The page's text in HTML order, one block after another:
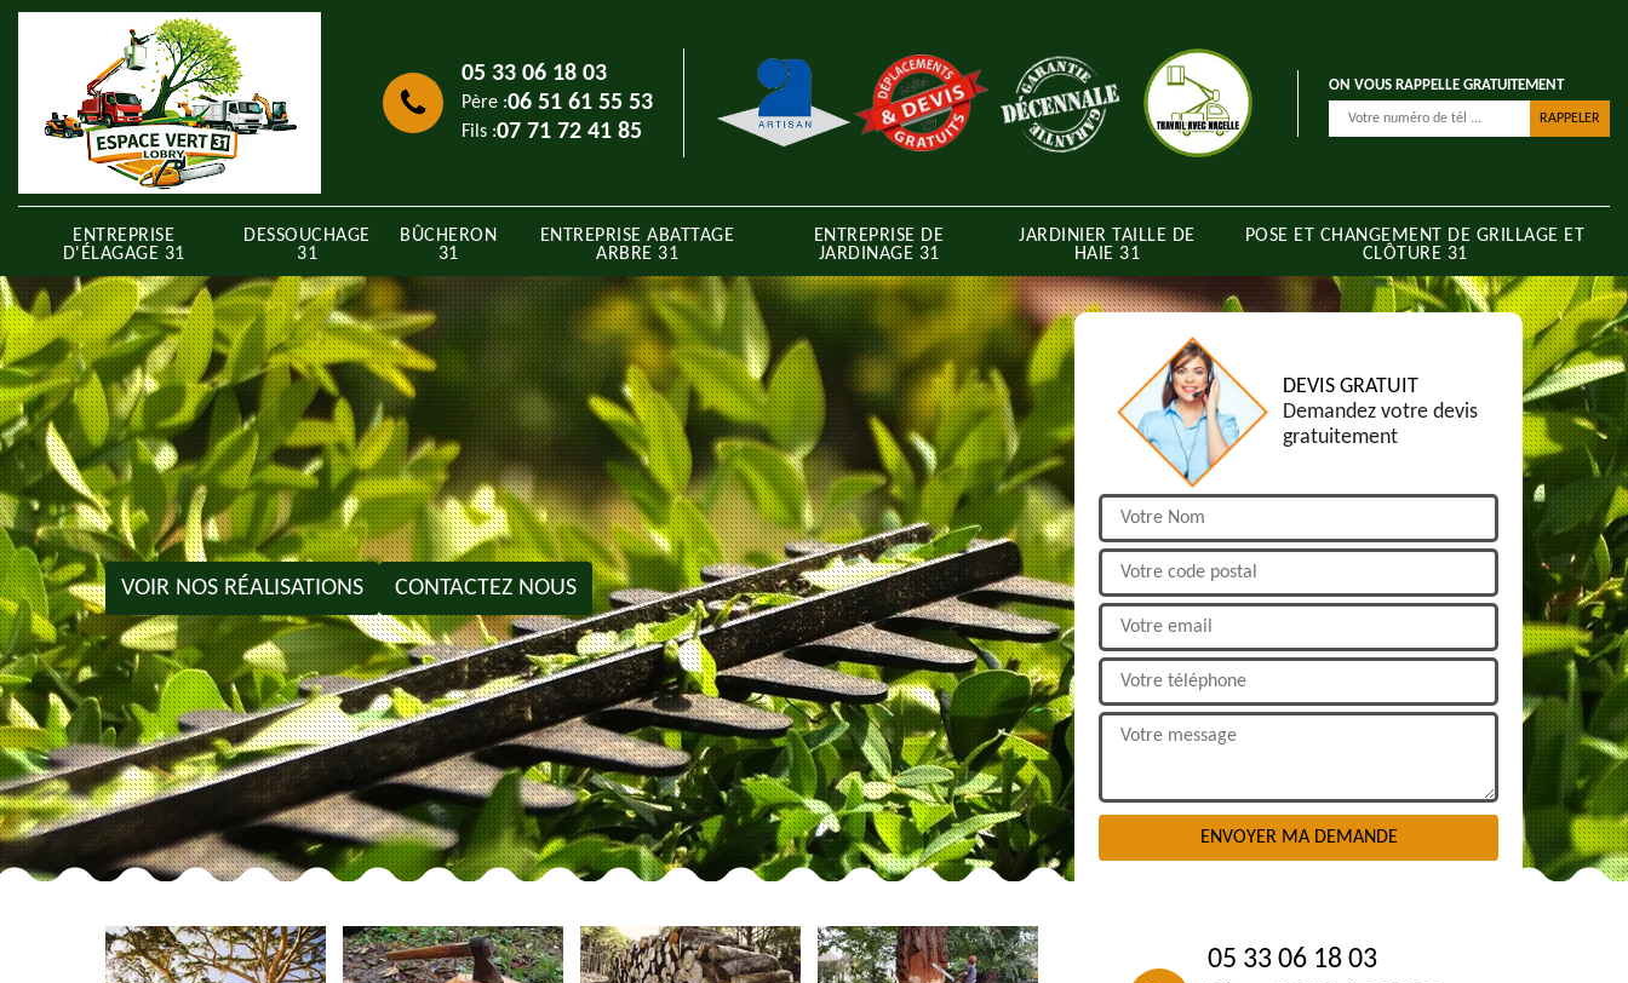
05 33 06 18 03
Père :06 51 61 55 53
Fils :07 71 72 41 85
ON VOUS RAPPELLE GRATUITEMENT
ENTREPRISE
D'ÉLAGAGE 31
DESSOUCHAGE
31
BÛCHERON
31
ENTREPRISE ABATTAGE
ARBRE 31
ENTREPRISE DE
JARDINAGE 31
JARDINIER TAILLE DE
HAIE 31
POSE ET CHANGEMENT DE GRILLAGE ET
CLÔTURE 31
VOIR NOS RÉALISATIONS CONTACTEZ NOUS
DEVIS GRATUIT
Demandez votre devis
gratuitement
05 33 06 18 03